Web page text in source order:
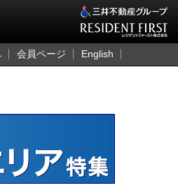
会員ページ English